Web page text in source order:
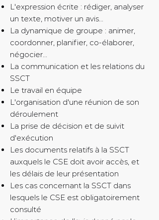
L'expression écrite : rédiger, analyser
un texte, motiver un avis...
La dynamique de groupe : animer,
coordonner, planifier, co-élaborer,
négocier...
La communication et les relations du
SSCT
Le travail en équipe
L'organisation d'une réunion de son
déroulement
La prise de décision et de suivit
d'exécution
Les documents relatifs à la SSCT
auxquels le CSE doit avoir accès, et
les délais de leur présentation
Les cas concernant la SSCT dans
lesquels le CSE est obligatoirement
consulté